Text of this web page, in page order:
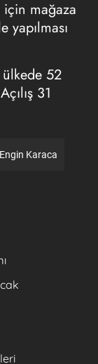
için mağaza
52
31
Karaca